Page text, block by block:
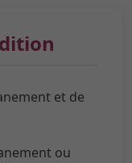
et de
ou